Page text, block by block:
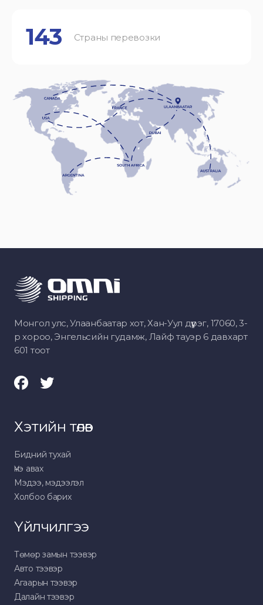
143 Страны перевозки
Монгол улс, Улаанбаатар хот, Хан-Уул дүүрэг, 17060, 3-
р хороо, Энгельсийн гудамж, Лайф тауэр 6 давхарт
601 тоот
Хэтийн төлөв
Бидний тухай
Үнэ авах
Мэдээ, мэдээлэл
Холбоо барих
Үйлчилгээ
Төмөр замын тээвэр
Авто тээвэр
Агаарын тээвэр
Далайн тээвэр